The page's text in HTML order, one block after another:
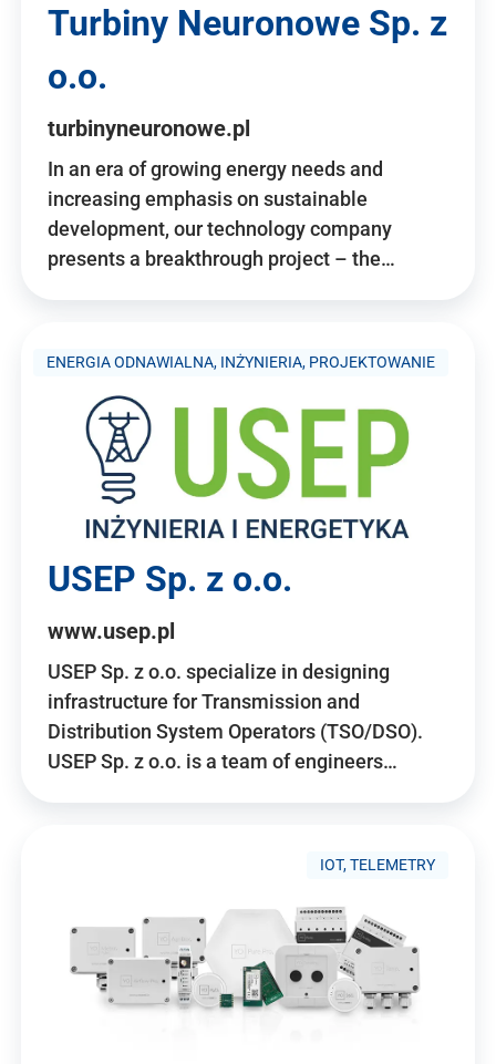
Turbiny Neuronowe Sp. z
o.o.
turbinyneuronowe.pl
In an era of growing energy needs and
increasing emphasis on sustainable
development, our technology company
presents a breakthrough project – the…
ENERGIA ODNAWIALNA, INŻYNIERIA, PROJEKTOWANIE
USEP Sp. z o.o.
www.usep.pl
USEP Sp. z o.o. specialize in designing
infrastructure for Transmission and
Distribution System Operators (TSO/DSO).
USEP Sp. z o.o. is a team of engineers…
IOT, TELEMETRY